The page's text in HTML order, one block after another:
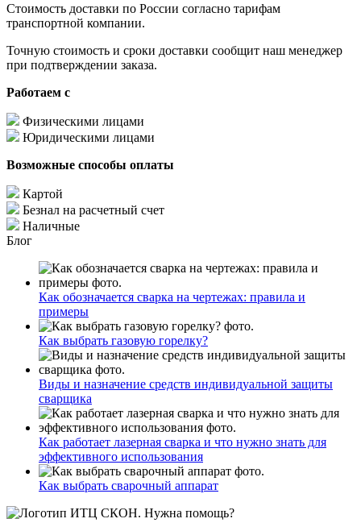
Стоимость доставки по России согласно тарифам
транспортной компании.
Точную стоимость и сроки доставки сообщит наш менеджер
при подтверждении заказа.
Работаем с
Физическими лицами
Юридическими лицами
Возможные способы оплаты
Картой
Безнал на расчетный счет
Наличные
Блог
Как обозначается сварка на чертежах: правила и
примеры
Как выбрать газовую горелку?
Виды и назначение средств индивидуальной защиты
сварщика
Как работает лазерная сварка и что нужно знать для
эффективного использования
Как выбрать сварочный аппарат
Нужна помощь?